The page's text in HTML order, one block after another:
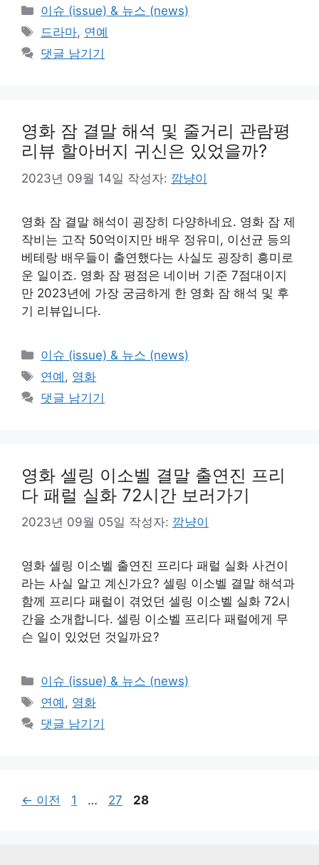
카
테
리
이슈 (issue) & 뉴스 (news)
태
그
드라마, 연예
댓글 남기기
영화 잠 결말 해석 및 줄거리 관람평
리뷰 할아버지 귀신은 있었을까?
2023년 09월 14일 작성자: 깜냥이
영화 잠 결말 해석이 굉장히 다양하네요. 영화 잠 제
작비는 고작 50억이지만 배우 정유미, 이선균 등의
베테랑 배우들이 출연했다는 사실도 굉장히 흥미로
운 일이죠. 영화 잠 평점은 네이버 기준 7점대이지
만 2023년에 가장 궁금하게 한 영화 잠 해석 및 후
기 리뷰입니다.
카
테
리
이슈 (issue) & 뉴스 (news)
태
그
연예 , 영화
댓글 남기기
영화 셀링 이소벨 결말 출연진 프리
다 패럴 실화 72시간 보러가기
2023년 09월 05일 작성자: 깜냥이
영화 셀링 이소벨 출연진 프리다 패럴 실화 사건이
라는 사실 알고 계신가요? 셀링 이소벨 결말 해석과
함께 프리다 패럴이 겪었던 셀링 이소벨 실화 72시
간을 소개합니다. 셀링 이소벨 프리다 패럴에게 무
슨 일이 있었던 것일까요?
카
테
리
이슈 (issue) & 뉴스 (news)
태
그
연예 , 영화
댓글 남기기
← 이전
페
1 …
페
27
페
28